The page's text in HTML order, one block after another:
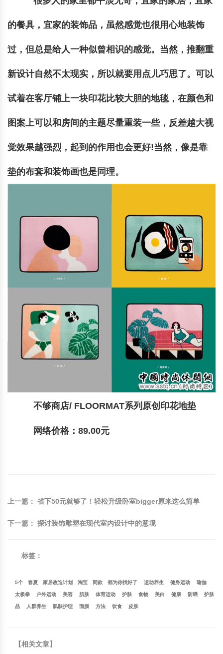
的餐具，宜家的装饰品，虽然感觉也很用心地装饰
过，但总是给人一种似曾相识的感觉。当然，推翻重
新设计自然不太现实，所以就要用点儿巧思了。可以
试着在客厅铺上一块印花比较大胆的地毯，在颜色和
图案上可以和房间的主题尽量重装一些，反差越大视
觉效果越强烈，起到的作用也会更好!当然，像是靠
垫的布套和装饰画也是同理。
不够商店/ FLOORMAT系列原创印花地垫
网络价格：89.00元
上一篇 ： 省下50元就够了！轻松升级卧室bigger原来这么简单
下一篇 ： 探讨装饰雕塑在现代室内设计中的意境
标签：
5个 春夏 家居改造计划 淘宝 同款 都为你找好了 运动养生 健身运动 瑜伽
太极拳 户外运动 美容 肌肤 体育运动 护肤 食物 美白 健康 防晒 护肤
品 人群养生 肌肤护理 面膜 方法 饮食 皮肤
【相关文章】